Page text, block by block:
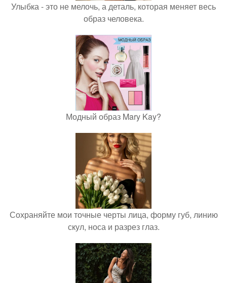
Улыбка - это не мелочь, а деталь, которая меняет весь
образ человека.
Модный образ Mary Kay?
Сохраняйте мои точные черты лица, форму губ, линию
скул, носа и разрез глаз.